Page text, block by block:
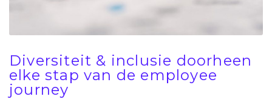
Diversiteit & inclusie doorheen
elke stap van de employee
journey